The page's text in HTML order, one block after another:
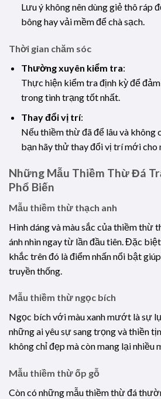
Lưu ý không nên dùng giẻ thô ráp
bông hay vải mềm để chà sạch.
Thời gian chăm sóc
Thường xuyên kiểm tra:
Thực hiện kiểm tra định kỳ để
trong tình trạng tốt nhất.
Thay đổi vị trí:
Nếu thiềm thừ đã để lâu và không
bạn hãy thử thay đổi vị trí mới cho
Những Mẫu Thiềm Thừ Đá
Phổ Biến
Mẫu thiềm thừ thạch anh
Hình dáng và màu sắc của thiềm thừ
ánh nhìn ngay từ lần đầu tiên. Đặc
khắc trên đó là điểm nhấn nổi bật
truyền thống.
Mẫu thiềm thừ ngọc bích
Ngọc bích với màu xanh mướt là sự
những ai yêu sự sang trọng và thiền
không chỉ đẹp mà còn mang lại nhiều
Mẫu thiềm thừ ốp gỗ
Còn có những mẫu thiềm thừ đá